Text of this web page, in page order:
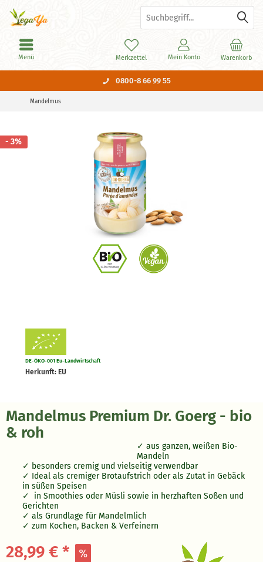
0800-8 66 99 55
Warenkorb
Merkzettel Mein Konto
Menü
Mandelmus
- 3%
DE-ÖKO-001 Eu-Landwirtschaft
Herkunft: EU
Mandelmus Premium Dr. Goerg - bio
& roh
aus ganzen, weißen Bio-
Mandeln
besonders cremig und vielseitig verwendbar
Ideal als cremiger Brotaufstrich oder als Zutat in Gebäck
in süßen Speisen
in Smoothies oder Müsli sowie in herzhaften Soßen und
Gerichten
als Grundlage für Mandelmlich
zum Kochen, Backen & Verfeinern
28,99 € *